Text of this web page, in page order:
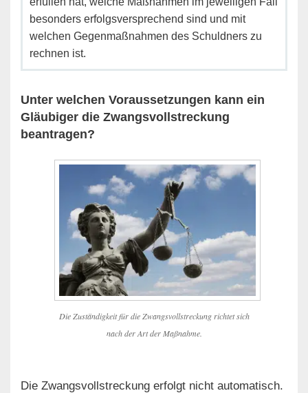
besonders erfolgsversprechend sind und mit
welchen Gegenmaßnahmen des Schuldners zu
rechnen ist.
Unter welchen Voraussetzungen kann ein
Gläubiger die Zwangsvollstreckung
beantragen?
Die Zuständigkeit für die Zwangsvollstreckung richtet sich
nach der Art der Maßnahme.
Die Zwangsvollstreckung erfolgt nicht automatisch.